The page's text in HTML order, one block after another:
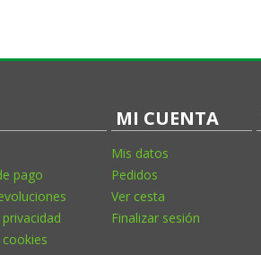
pago
MI CUENTA
Mis datos
Pedidos
Ver cesta
Finalizar sesión